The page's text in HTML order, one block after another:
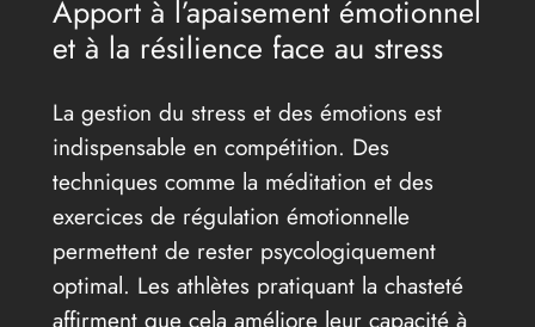
Apport à l’apaisement émotionnel
et à la résilience face au stress
La gestion du stress et des émotions est
indispensable en compétition. Des
techniques comme la méditation et des
exercices de régulation émotionnelle
permettent de rester psycologiquement
optimal. Les athlètes pratiquant la chasteté
affirment que cela améliore leur capacité à